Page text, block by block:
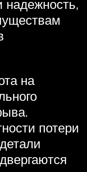
надежность,
на
потери